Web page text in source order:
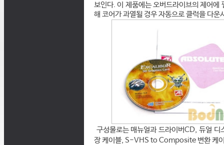
보인다. 이 제품에는 오버드라이브의 제어
해 코어가 과열될 경우 자동으로 클럭을 다운
구성물로는 매뉴얼과 드라이버CD, 듀얼
장 케이블, S-VHS to Composite 변환 케